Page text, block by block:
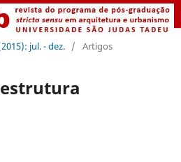
jul. - dez. / Artigos